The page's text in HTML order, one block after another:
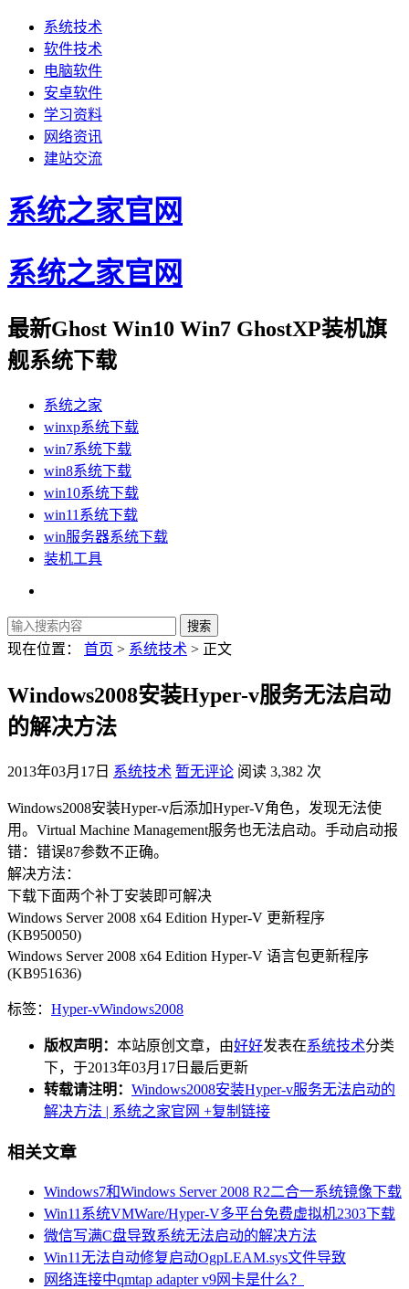
系统技术
软件技术
电脑软件
安卓软件
学习资料
网络资讯
建站交流
系统之家官网
系统之家官网
最新Ghost Win10 Win7 GhostXP装机旗
舰系统下载
系统之家
winxp系统下载
win7系统下载
win8系统下载
win10系统下载
win11系统下载
win服务器系统下载
装机工具
现在位置： 首页 > 系统技术 > 正文
Windows2008安装Hyper-v服务无法启动
的解决方法
2013年03月17日 系统技术 暂无评论 阅读 3,382 次
Windows2008安装Hyper-v后添加Hyper-V角色，发现无法使
用。Virtual Machine Management服务也无法启动。手动启动报
错：错误87参数不正确。
解决方法：
下载下面两个补丁安装即可解决
Windows Server 2008 x64 Edition Hyper-V 更新程序
(KB950050)
Windows Server 2008 x64 Edition Hyper-V 语言包更新程序
(KB951636)
标签： Hyper-vWindows2008
版权声明： 本站原创文章，由好好发表在系统技术分类
下，于2013年03月17日最后更新
转载请注明： Windows2008安装Hyper-v服务无法启动的
解决方法 | 系统之家官网 +复制链接
相关文章
Windows7和Windows Server 2008 R2二合一系统镜像下载
Win11系统VMWare/Hyper-V多平台免费虚拟机2303下载
微信写满C盘导致系统无法启动的解决方法
Win11无法自动修复启动OgpLEAM.sys文件导致
网络连接中qmtap adapter v9网卡是什么？